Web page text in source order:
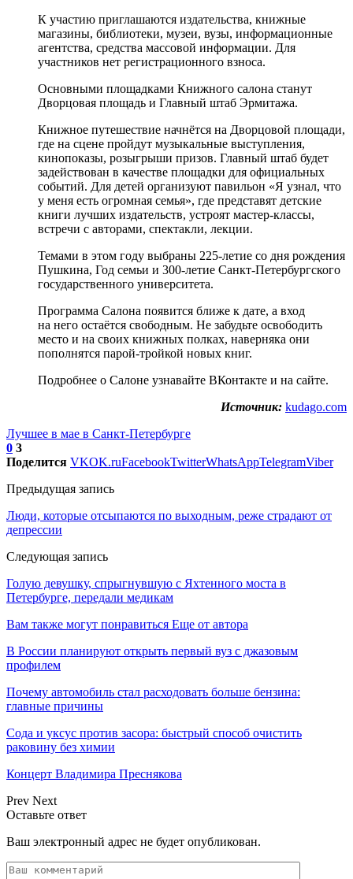
К участию приглашаются издательства, книжные
магазины, библиотеки, музеи, вузы, информационные
агентства, средства массовой информации. Для
участников нет регистрационного взноса.
Основными площадками Книжного салона станут
Дворцовая площадь и Главный штаб Эрмитажа.
Книжное путешествие начнётся на Дворцовой площади,
где на сцене пройдут музыкальные выступления,
кинопоказы, розыгрыши призов. Главный штаб будет
задействован в качестве площадки для официальных
событий. Для детей организуют павильон «Я узнал, что
у меня есть огромная семья», где представят детские
книги лучших издательств, устроят мастер-классы,
встречи с авторами, спектакли, лекции.
Темами в этом году выбраны 225-летие со дня рождения
Пушкина, Год семьи и 300-летие Санкт-Петербургского
государственного университета.
Программа Салона появится ближе к дате, а вход
на него остаётся свободным. Не забудьте освободить
место и на своих книжных полках, наверняка они
пополнятся парой-тройкой новых книг.
Подробнее о Салоне узнавайте ВКонтакте и на сайте.
Источник: kudago.com
Лучшее в мае в Санкт-Петербурге
0 3
Поделится VKOK.ruFacebookTwitterWhatsAppTelegramViber
Предыдущая запись
Люди, которые отсыпаются по выходным, реже страдают от
депрессии
Следующая запись
Голую девушку, спрыгнувшую с Яхтенного моста в
Петербурге, передали медикам
Вам также могут понравиться Еще от автора
В России планируют открыть первый вуз с джазовым
профилем
Почему автомобиль стал расходовать больше бензина:
главные причины
Сода и уксус против засора: быстрый способ очистить
раковину без химии
Концерт Владимира Преснякова
Prev Next
Оставьте ответ
Ваш электронный адрес не будет опубликован.